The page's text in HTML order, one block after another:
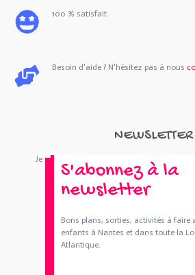
100 % satisfait
Besoin d'aide ? N'hésitez pas à nous
NEWSLETTER
Je m'abonne : Newsletter SORTIES 44
S'abonnez à la
newsletter
Bons plans, sorties, activités à faire
enfants à Nantes et dans toute la
Atlantique.